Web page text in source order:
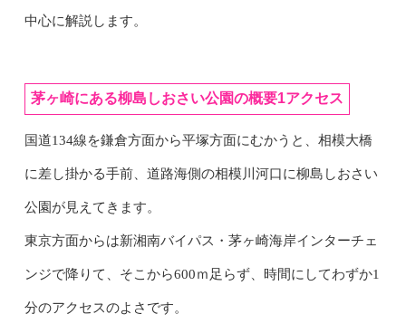
中心に解説します。
茅ヶ崎にある柳島しおさい公園の概要1アクセス
国道134線を鎌倉方面から平塚方面にむかうと、相模大橋
に差し掛かる手前、道路海側の相模川河口に柳島しおさい
公園が見えてきます。
東京方面からは新湘南バイパス・茅ヶ崎海岸インターチェ
ンジで降りて、そこから600ｍ足らず、時間にしてわずか1
分のアクセスのよさです。